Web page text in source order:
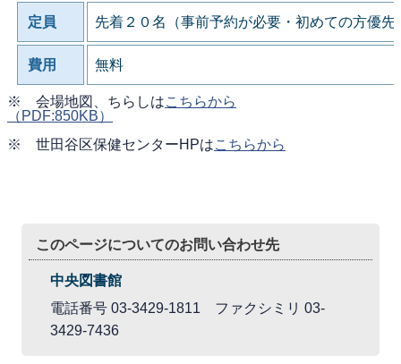
定員 先着２０名（事前予約が必要・初めての方優先
費用 無料
※ 会場地図、ちらしはこちらから
（PDF:850KB）
※ 世田谷区保健センターHPはこちらから
このページについてのお問い合わせ先
中央図書館
電話番号 03-3429-1811 ファクシミリ 03-
3429-7436